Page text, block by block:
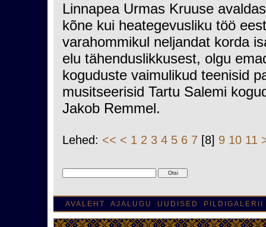
Linnapea Urmas Kruuse
kõne kui heategevusliku töö
varahommikul neljandat korda
elu tähenduslikkusest, olgu
koguduste vaimulikud teenisid
musitseerisid Tartu Salemi
Jakob Remmel.
Lehed: << < 1 2 3 4 5 6 7 [8] 9 10 11
AVALEHT AJALUGU UUDISED PILDIGALERII